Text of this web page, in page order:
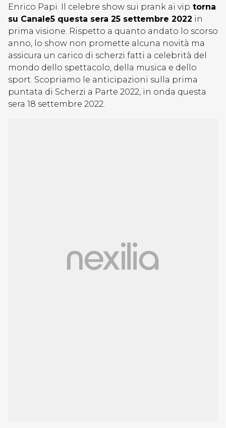
Enrico Papi. Il celebre show sui prank ai vip torna
su Canale5 questa sera 25 settembre 2022 in
prima visione. Rispetto a quanto andato lo scorso
anno, lo show non promette alcuna novità ma
assicura un carico di scherzi fatti a celebrità del
mondo dello spettacolo, della musica e dello
sport. Scopriamo le anticipazioni sulla prima
puntata di Scherzi a Parte 2022, in onda questa
sera 18 settembre 2022.